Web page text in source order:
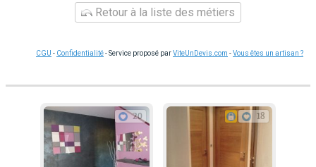
Retour à la liste des métiers
CGU - Confidentialité- Service proposé parViteUnDevis.com -Vous êtes un artisan ?
20 18